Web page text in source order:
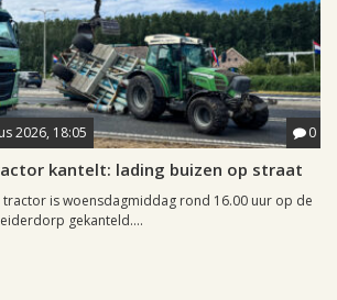
2026, 18:05 0
kantelt: lading buizen op straat
tractor is woensdagmiddag rond 16.00 uur op de
gekanteld....